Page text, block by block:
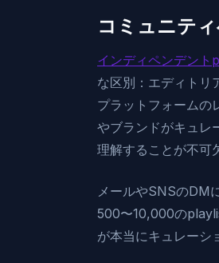
コミュニテ
インディペンデント
な区別：エディトリ
プラットフォームの
やブランドがキュレ
理解することが不可
メールやSNSのDM
500〜10,000の
が本当にキュレーシ